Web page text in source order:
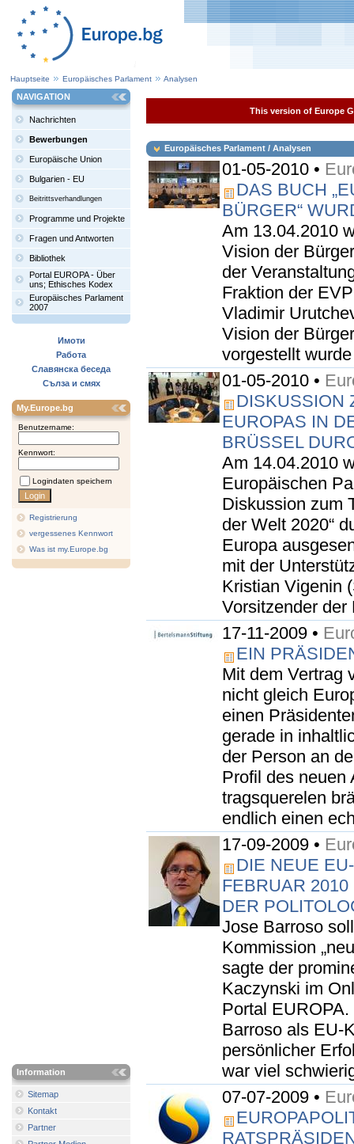
Hauptseite Europäisches Parlament Analysen
NAVIGATION
Nachrichten
Bewerbungen
Europäische Union
Bulgarien - EU
Beitrittsverhandlungen
Programme und Projekte
Fragen und Antworten
Bibliothek
Portal EUROPA - Über
uns; Ethisches Kodex
Europäisches Parlament
2007
Имоти
Работа
Славянска беседа
Сълза и смях
My.Europe.bg
Benutzername:
Kennwort:
Logindaten speichern
Registrierung
vergessenes Kennwort
Was ist my.Europe.bg
Information
Sitemap
Kontakt
Partner
This version of Europe
Europäisches Parlament / Analysen
01-05-2010 •
DAS BUCH
BÜRGER“
Am 13.04.2010
Vision der
der
Fraktion der
Vladimir
Vision der
vorgestellt
01-05-2010 •
DISKUSSION
EUROPAS IN
BRÜSSEL
Am 14.04.2010
Europäischen
Diskussion zum
der Welt 2020“
Europa
mit der
Kristian Vigenin
Vorsitzender der
17-11-2009 •
EIN
Mit dem Vertrag
nicht gleich
einen
gerade in
der Person an
Profil des neuen
tragsquerelen
endlich einen
17-09-2009 •
DIE NEUE
FEBRUAR
DER
Jose Barroso
Kommission
sagte der
Kaczynski im
Portal
Barroso als EU-
persönlicher
war viel
07-07-2009 •